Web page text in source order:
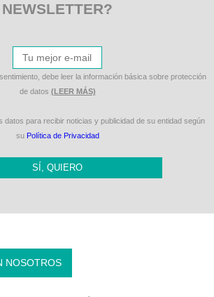
NEWSLETTER?
debe leer la información básica sobre protección
de datos (LEER MÁS)
datos para recibir noticias y publicidad de su entidad según
su Política de Privacidad
SÍ, QUIERO
NOSOTROS